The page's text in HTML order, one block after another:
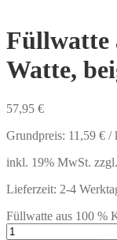
Füllwatte
Watte,
57,95 €
Grundpreis: 11,59 € /
inkl. 19% MwSt. zzgl.
Lieferzeit: 2-4
Füllwatte aus 100 %